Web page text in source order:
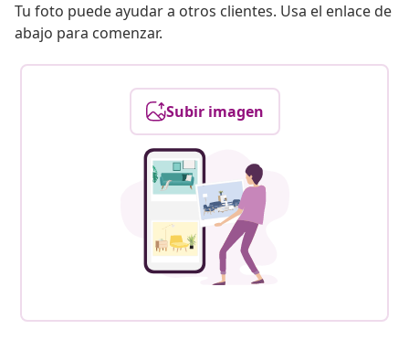
Tu foto puede ayudar a otros clientes. Usa el enlace de
abajo para comenzar.
Subir imagen